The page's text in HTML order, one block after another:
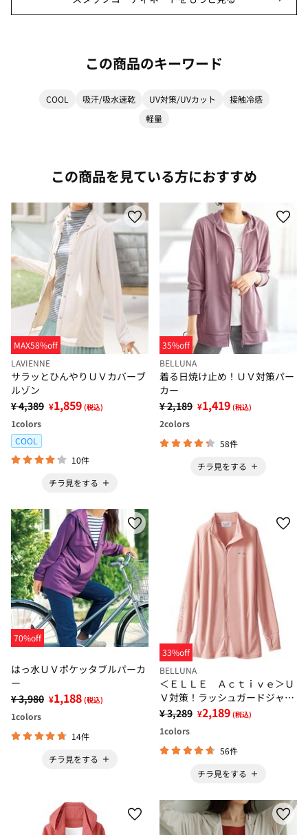
この商品のキーワード
COOL 吸汗/吸水速乾 UV対策/UVカット
接触冷感
軽量
この商品を見ている方におすすめ
MAX58%off
LAVIENNE
サラッとひんやりＵＶカバーブ
ルゾン
¥ 4,389 ¥1,859 (税込)
1colors
COOL
10件
チラ見をする
35%off
BELLUNA
着る日焼け止め！ＵＶ対策パー
カー
¥ 2,189 ¥1,419 (税込)
2colors
58件
チラ見をする
70%off
はっ水ＵＶポケッタブルパーカ
ー
¥ 3,980 ¥1,188 (税込)
1colors
14件
チラ見をする
33%off
BELLUNA
＜ＥＬＬＥ Ａｃｔｉｖｅ＞Ｕ
Ｖ対策！ラッシュガードジャケ
ット
¥ 3,289 ¥2,189 (税込)
1colors
56件
チラ見をする